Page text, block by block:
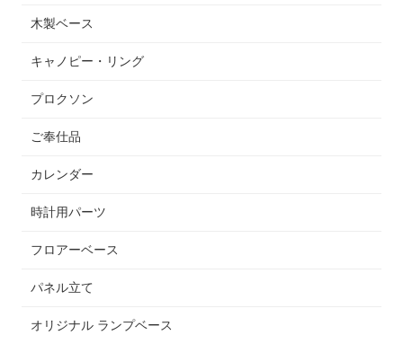
木製ベース
キャノピー・リング
プロクソン
ご奉仕品
カレンダー
時計用パーツ
フロアーベース
パネル立て
オリジナル ランプベース